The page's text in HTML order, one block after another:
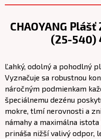
CHAOYANG
(25-540)
Ľahký, odolný a pohodlný
Vyznačuje sa robustnou
náročným podmienkam
špeciálnemu dezénu
mokre, tlmí nerovnosti a
námahy a maximálna
prináša nižší valivý odpor,